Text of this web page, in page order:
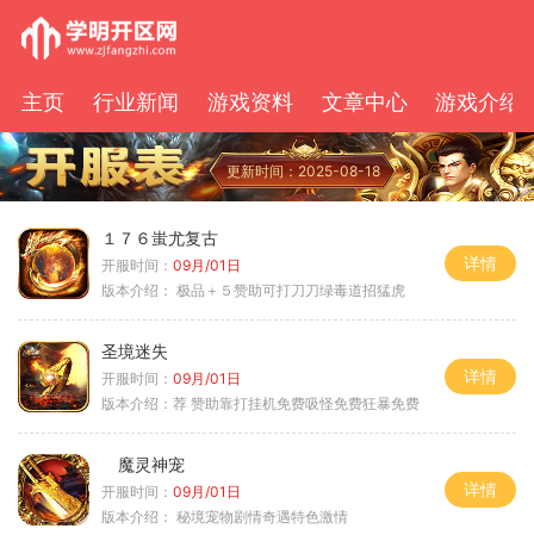
主页 行业新闻 游戏资料 文章中心 游戏介绍
更新时间：2025-08-18
１７６蚩尤复古
开服时间： 09月/01日
版本介绍： 极品＋５赞助可打刀刀绿毒道招猛虎
详情
圣境迷失
开服时间： 09月/01日
版本介绍： 荐 赞助靠打挂机免费吸怪免费狂暴免费
详情
魔灵神宠
开服时间： 09月/01日
版本介绍： 秘境宠物剧情奇遇特色激情
详情